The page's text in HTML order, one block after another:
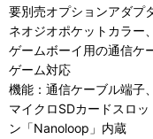
要別売オプションアダプ
ネオジオポケットカラー
ゲームボーイ用の通信ケ
ゲーム対応
機能：通信ケーブル端子
マイクロSDカードスロ
ン「Nanoloop」内蔵